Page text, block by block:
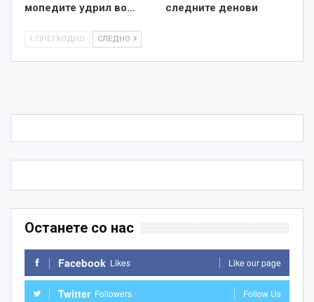
мопедите удрил во…
следните денови
ПРЕТХОДНО СЛЕДНО
Останете со нас
Facebook Likes Like our page
Twitter Followers Follow Us